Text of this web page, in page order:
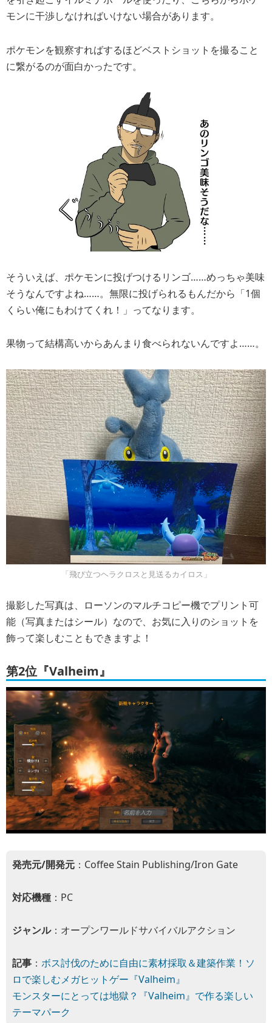
モンに干渉しなければいけない場合があります。
ポケモンを観察すればするほどベストショットを撮ること
に繋がるのが面白かったです。
そういえば、ポケモンに投げつけるリンゴ……めっちゃ美味
そうなんですよね……。無限に投げられるもんだから「1個
くらい俺にもわけてくれ！」ってなります。
果物って結構高いからあんまり食べられないんですよ……。
「飛び立つヘラクロスと見送るカイロス」
撮影した写真は、ローソンのマルチコピー機でプリント可
能（写真またはシール）なので、お気に入りのショットを
飾って楽しむこともできますよ！
第2位『Valheim』
発売元/開発元 ：Coffee Stain Publishing/Iron Gate
対応機種 ：PC
ジャンル：オープンワールドサバイバルアクション
記事 ： ボス討伐のために自由に素材採取＆建築作業！ソ
ロで楽しむメガヒットゲー『Valheim』
モンスターにとっては地獄？『Valheim』で作る楽しい
テーマパーク